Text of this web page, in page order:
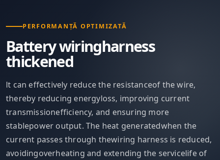
PERFORMANȚĂ OPTIMIZATĂ
Battery wiringharness
thickened
lt can effectively reduce the resistanceof the wire,
thereby reducing energyloss, improving current
transmissionefficiency, and ensuring more
stablepower output. The heat generatedwhen the
current passes through thewiring harness is reduced,
avoidingoverheating and extending the servicelife of